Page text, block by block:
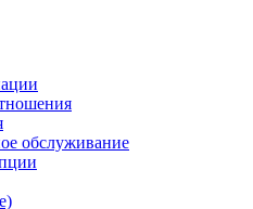
обслуживание